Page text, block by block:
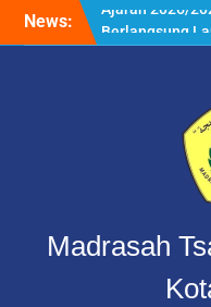
News:
Rangkuman
2026: Enam
Baru MTs
Daftar Ulang
Khadijah
Ajaran 2026/
Berlangsung
Madrasah